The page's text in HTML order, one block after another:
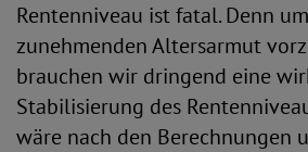
Rentenniveau ist fatal. Denn
zunehmenden Altersarmut
brauchen wir dringend eine
Stabilisierung des
wäre nach den Berechnungen